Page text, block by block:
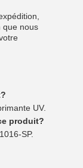
que nous
UV.
produit?
SP.